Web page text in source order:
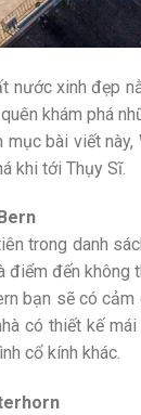
nước xinh đẹp
khám phá
mục bài viết
khi tới Thụy Sĩ.
trong danh
điểm đến không
bạn sẽ có
có thiết kế
cổ kính khác.